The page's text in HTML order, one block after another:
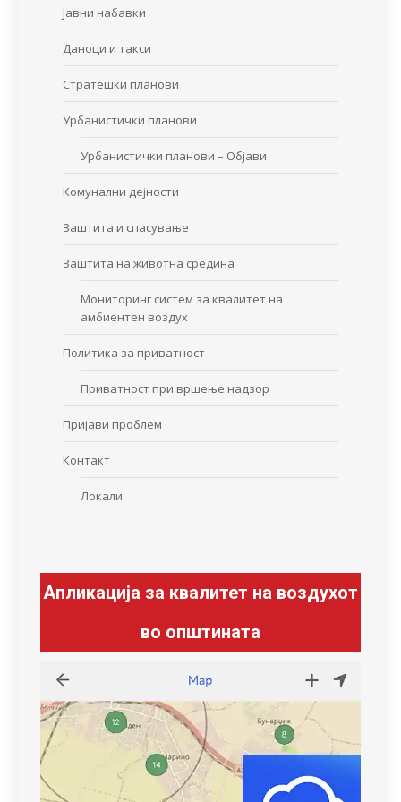
Јавни набавки
Даноци и такси
Стратешки планови
Урбанистички планови
Урбанистички планови – Објави
Комунални дејности
Заштита и спасување
Заштита на животна средина
Мониторинг систем за квалитет на
амбиентен воздух
Политика за приватност
Приватност при вршење надзор
Пријави проблем
Контакт
Локали
Апликација за квалитет на воздухот
во општината